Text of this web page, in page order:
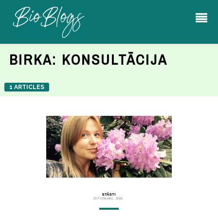
BIRKA: KONSULTĀCIJA
1 ARTICLES
STĀSTI
20 Februāris, 2018